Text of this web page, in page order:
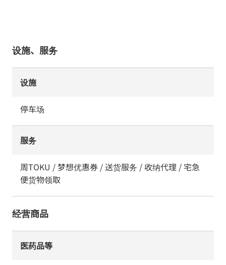
设施、服务
设施
停车场
服务
周TOKU / 梦想优惠券 / 送货服务 / 收纳代理 / 宅急
便货物领取
经营商品
医药品等